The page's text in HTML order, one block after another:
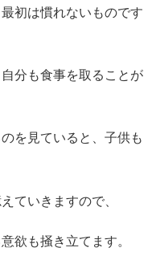
初は慣れないものです
分も食事を取ることが
を見ていると、子供も
ていきますので、
欲も掻き立てます。